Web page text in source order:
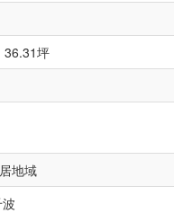
36.31坪
地域